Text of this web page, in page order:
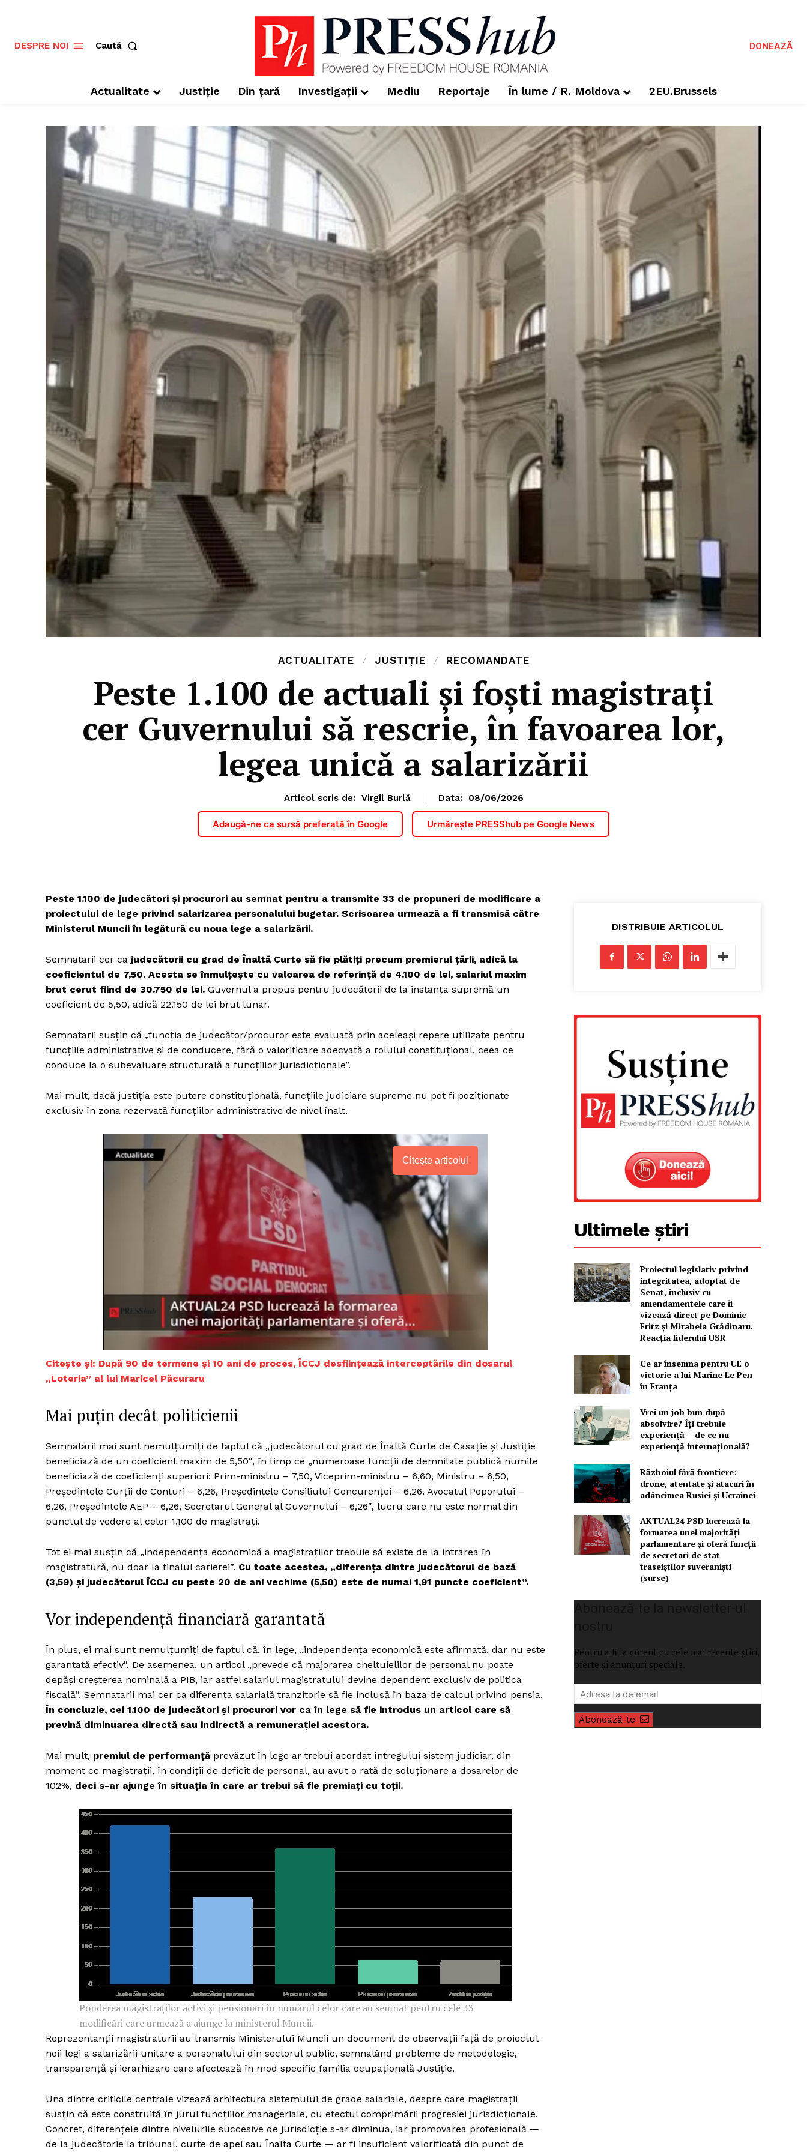
FREEDOM HOUSE
PRESShub
Despre noi / Echipa
Proiecte editoriale
Rețea
DESPRE NOI Caută DONEAZĂ
Actualitate Justiție Din țară Investigații Mediu Reportaje În lume / R. Moldova 2EU.Brussels
ACTUALITATE JUSTIȚIE RECOMANDATE
Peste 1.100 de actuali și foști magistrați
cer Guvernului să rescrie, în favoarea lor,
legea unică a salarizării
Articol scris de: Virgil Burlă Data: 08/06/2026
Adaugă-ne ca sursă preferată în Google Urmărește PRESShub pe Google News
Peste 1.100 de judecători și procurori au semnat pentru a transmite 33 de propuneri de modificare a
proiectului de lege privind salarizarea personalului bugetar. Scrisoarea urmează a fi transmisă către
Ministerul Muncii în legătură cu noua lege a salarizării.
Semnatarii cer ca judecătorii cu grad de Înaltă Curte să fie plătiți precum premierul țării, adică la
coeficientul de 7,50. Acesta se înmulțește cu valoarea de referință de 4.100 de lei, salariul maxim
brut cerut fiind de 30.750 de lei. Guvernul a propus pentru judecătorii de la instanța supremă un
coeficient de 5,50, adică 22.150 de lei brut lunar.
Semnatarii susțin că „funcția de judecător/procuror este evaluată prin aceleași repere utilizate pentru
funcțiile administrative și de conducere, fără o valorificare adecvată a rolului constituțional, ceea ce
conduce la o subevaluare structurală a funcțiilor jurisdicționale”.
Mai mult, dacă justiția este putere constituțională, funcțiile judiciare supreme nu pot fi poziționate
exclusiv în zona rezervată funcțiilor administrative de nivel înalt.
Citește articolul
Citește și: După 90 de termene și 10 ani de proces, ÎCCJ desființează interceptările din dosarul
„Loteria” al lui Maricel Păcuraru
Mai puțin decât politicienii
Semnatarii mai sunt nemulțumiți de faptul că „judecătorul cu grad de Înaltă Curte de Casație și Justiție
beneficiază de un coeficient maxim de 5,50″, în timp ce „numeroase funcții de demnitate publică numite
beneficiază de coeficienți superiori: Prim-ministru – 7,50, Viceprim-ministru – 6,60, Ministru – 6,50,
Președintele Curții de Conturi – 6,26, Președintele Consiliului Concurenței – 6,26, Avocatul Poporului –
6,26, Președintele AEP – 6,26, Secretarul General al Guvernului – 6,26″, lucru care nu este normal din
punctul de vedere al celor 1.100 de magistrați.
Tot ei mai susțin că „independența economică a magistraților trebuie să existe de la intrarea în
magistratură, nu doar la finalul carierei”. Cu toate acestea, „diferența dintre judecătorul de bază
(3,59) și judecătorul ÎCCJ cu peste 20 de ani vechime (5,50) este de numai 1,91 puncte coeficient”.
Vor independență financiară garantată
În plus, ei mai sunt nemulțumiți de faptul că, în lege, „independența economică este afirmată, dar nu este
garantată efectiv”. De asemenea, un articol „prevede că majorarea cheltuielilor de personal nu poate
depăși creșterea nominală a PIB, iar astfel salariul magistratului devine dependent exclusiv de politica
fiscală”. Semnatarii mai cer ca diferența salarială tranzitorie să fie inclusă în baza de calcul privind pensia.
În concluzie, cei 1.100 de judecători și procurori vor ca în lege să fie introdus un articol care să
prevină diminuarea directă sau indirectă a remunerației acestora.
Mai mult, premiul de performanță prevăzut în lege ar trebui acordat întregului sistem judiciar, din
moment ce magistrații, în condiții de deficit de personal, au avut o rată de soluționare a dosarelor de
102%, deci s-ar ajunge în situația în care ar trebui să fie premiați cu toții.
Ponderea magistraților activi și pensionari în numărul celor care au semnat pentru cele 33
modificări care urmează a ajunge la ministerul Muncii.
Reprezentanții magistraturii au transmis Ministerului Muncii un document de observații față de proiectul
noii legi a salarizării unitare a personalului din sectorul public, semnalând probleme de metodologie,
transparență și ierarhizare care afectează în mod specific familia ocupațională Justiție.
Una dintre criticile centrale vizează arhitectura sistemului de grade salariale, despre care magistrații
susțin că este construită în jurul funcțiilor manageriale, cu efectul comprimării progresiei jurisdicționale.
Concret, diferențele dintre nivelurile succesive de jurisdicție s-ar diminua, iar promovarea profesională —
de la judecătorie la tribunal, curte de apel sau Înalta Curte — ar fi insuficient valorificată din punct de
DISTRIBUIE ARTICOLUL
Ultimele știri
Proiectul legislativ privind
integritatea, adoptat de
Senat, inclusiv cu
amendamentele care îi
vizează direct pe Dominic
Fritz și Mirabela Grădinaru.
Reacția liderului USR
Ce ar însemna pentru UE o
victorie a lui Marine Le Pen
în Franța
Vrei un job bun după
absolvire? Îți trebuie
experiență – de ce nu
experiență internațională?
Războiul fără frontiere:
drone, atentate și atacuri în
adâncimea Rusiei și Ucrainei
AKTUAL24 PSD lucrează la
formarea unei majorităţi
parlamentare și oferă funcții
de secretari de stat
traseiștilor suveraniști
(surse)
Pentru a fi la curent cu cele mai recente știri,
oferte și anunțuri speciale.
Abonează-te